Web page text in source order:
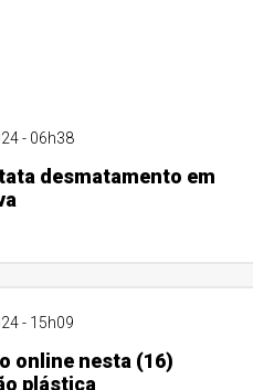
- 06h38
desmatamento em
- 15h09
online nesta (16)
plástica